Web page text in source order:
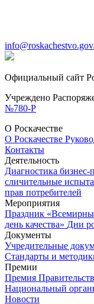
Официальный сайт
Учреждено
№780-Р
О Роскачестве
О Роскачестве
Контакты
Деятельность
Диагностика бизнес-
сличительные
прав потребителей
Мероприятия
Праздник
день качества» Дни
Документы
Учредительные
Стандарты и
Премии
Премия
Национальный
Новости